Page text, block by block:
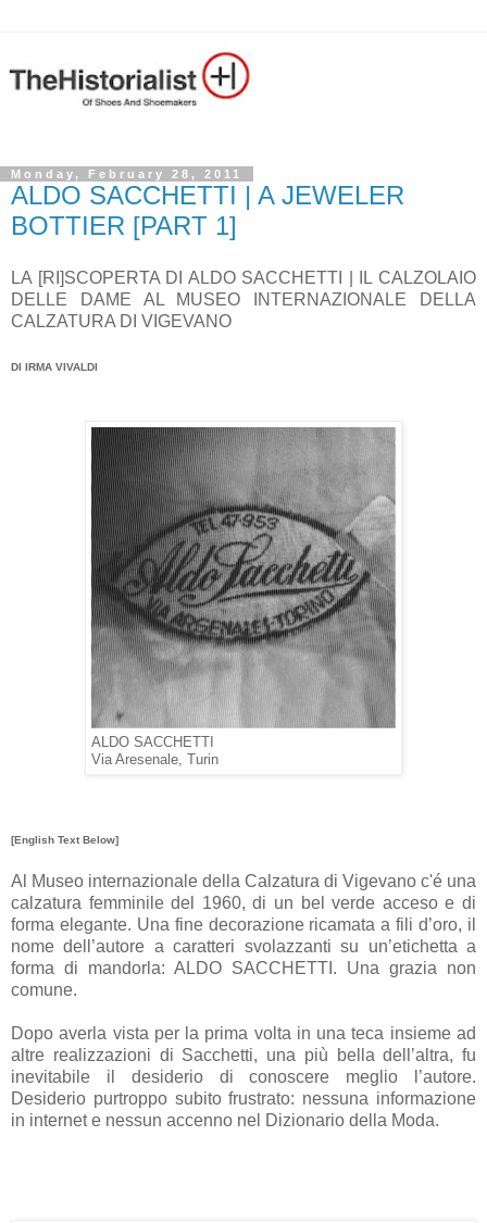
Monday, February 28, 2011
ALDO SACCHETTI | A JEWELER
BOTTIER [PART 1]
LA [RI]SCOPERTA DI ALDO SACCHETTI | IL CALZOLAIO
DELLE DAME AL MUSEO INTERNAZIONALE DELLA
CALZATURA DI VIGEVANO
DI IRMA VIVALDI
ALDO SACCHETTI
Via Aresenale, Turin
[English Text Below]
Al Museo internazionale della Calzatura di Vigevano c'é una
calzatura femminile del 1960, di un bel verde acceso e di
forma elegante. Una fine decorazione ricamata a fili d’oro, il
nome dell’autore a caratteri svolazzanti su un’etichetta a
forma di mandorla: ALDO SACCHETTI. Una grazia non
comune.
Dopo averla vista per la prima volta in una teca insieme ad
altre realizzazioni di Sacchetti, una più bella dell’altra, fu
inevitabile il desiderio di conoscere meglio l’autore.
Desiderio purtroppo subito frustrato: nessuna informazione
in internet e nessun accenno nel Dizionario della Moda.